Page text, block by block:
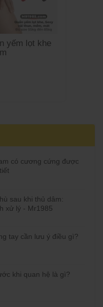
yếm lọt khe
có cương cứng được
sau khi thủ dâm:
xử lý - Mr1985
tay cần lưu ý điều gì?
khi quan hệ là gì?